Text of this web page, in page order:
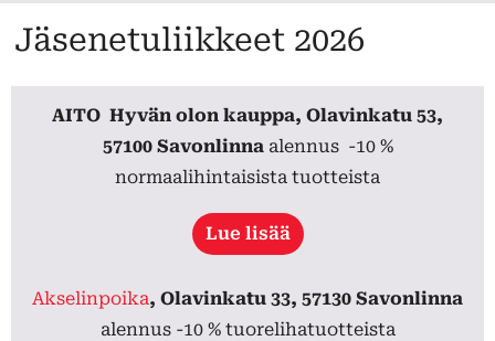
Jäsenetuliikkeet 2026
Akselinpoika, Olavinkatu 33, 57130 Savonlinna
alennus -10 % tuorelihatuotteista
AITO Hyvän olon kauppa, Olavinkatu 53,
57100 Savonlinna alennus -10 %
normaalihintaisista tuotteista
Lue lisää